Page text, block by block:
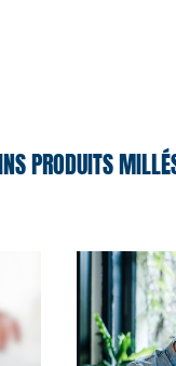
PRODUITS